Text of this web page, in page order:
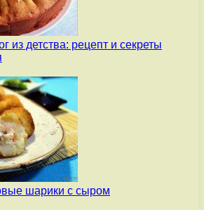
из детства: рецепт и секреты
шарики с сыром